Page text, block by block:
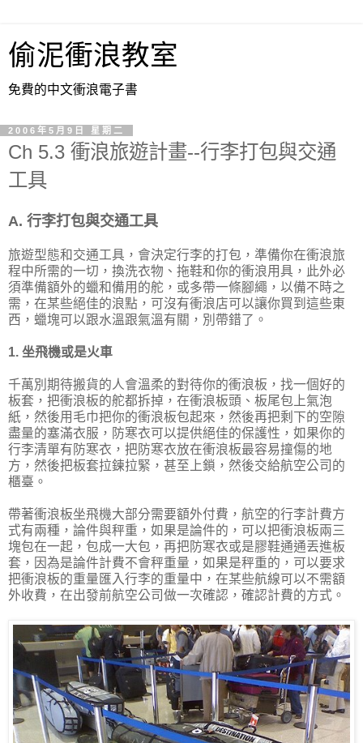
偷泥衝浪教室
免費的中文衝浪電子書
2006年5月9日 星期二
Ch 5.3 衝浪旅遊計畫--行李打包與交通
工具
A. 行李打包與交通工具
旅遊型態和交通工具，會決定行李的打包，準備你在衝浪旅
程中所需的一切，換洗衣物、拖鞋和你的衝浪用具，此外必
須準備額外的蠟和備用的舵，或多帶一條腳繩，以備不時之
需，在某些絕佳的浪點，可沒有衝浪店可以讓你買到這些東
西，蠟塊可以跟水溫跟氣溫有關，別帶錯了。
1. 坐飛機或是火車
千萬別期待搬貨的人會溫柔的對待你的衝浪板，找一個好的
板套，把衝浪板的舵都拆掉，在衝浪板頭、板尾包上氣泡
紙，然後用毛巾把你的衝浪板包起來，然後再把剩下的空隙
盡量的塞滿衣服，防寒衣可以提供絕佳的保護性，如果你的
行李清單有防寒衣，把防寒衣放在衝浪板最容易撞傷的地
方，然後把板套拉鍊拉緊，甚至上鎖，然後交給航空公司的
櫃臺。
帶著衝浪板坐飛機大部分需要額外付費，航空的行李計費方
式有兩種，論件與秤重，如果是論件的，可以把衝浪板兩三
塊包在一起，包成一大包，再把防寒衣或是膠鞋通通丟進板
套，因為是論件計費不會秤重量，如果是秤重的，可以要求
把衝浪板的重量匯入行李的重量中，在某些航線可以不需額
外收費，在出發前航空公司做一次確認，確認計費的方式。